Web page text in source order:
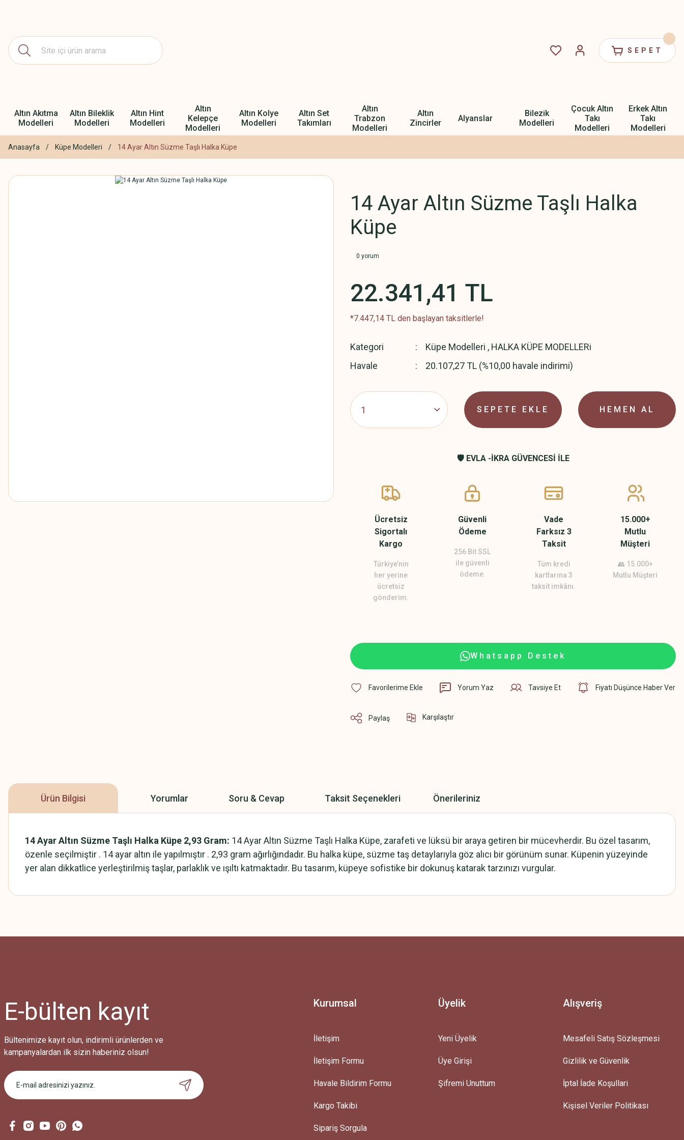
SEPET
Altın Akıtma
Modelleri
Altın Bileklik
Modelleri
Altın Hint
Modelleri
Altın
Kelepçe
Modelleri
Altın Kolye
Modelleri
Altın Set
Takımları
Altın
Trabzon
Modelleri
Altın
Zincirler
Alyanslar
Bilezik
Modelleri
Çocuk Altın
Takı
Modelleri
Erkek Altın
Takı
Modelleri
Anasayfa Küpe Modelleri 14 Ayar Altın Süzme Taşlı Halka Küpe
14 Ayar Altın Süzme Taşlı Halka
Küpe
0 yorum
22.341,41 TL
*7.447,14 TL den başlayan taksitlerle!
Kategori Küpe Modelleri , HALKA KÜPE MODELLERi
Havale
20.107,27 TL (%10,00 havale indirimi)
SEPETE EKLE HEMEN AL
🛡️ EVLA -İKRA GÜVENCESİ İLE
Ücretsiz
Sigortalı
Kargo
Türkiye’nin
her yerine
ücretsiz
gönderim.
Güvenli
Ödeme
256 Bit SSL
ile güvenli
ödeme.
Vade
Farksız 3
Taksit
Tüm kredi
kartlarına 3
taksit imkânı.
15.000+
Mutlu
Müşteri
👥 15.000+
Mutlu Müşteri
Whatsapp Destek
Yorum Yaz Tavsiye Et Fiyatı Düşünce Haber Ver
Paylaş Karşılaştır
Ürün Bilgisi Yorumlar Soru & Cevap Taksit Seçenekleri Önerileriniz
14 Ayar Altın Süzme Taşlı Halka Küpe 2,93 Gram: 14 Ayar Altın Süzme Taşlı Halka Küpe, zarafeti ve lüksü bir araya getiren bir mücevherdir. Bu özel tasarım,
özenle seçilmiştir . 14 ayar altın ile yapılmıştır . 2,93 gram ağırlığındadır. Bu halka küpe, süzme taş detaylarıyla göz alıcı bir görünüm sunar. Küpenin yüzeyinde
yer alan dikkatlice yerleştirilmiş taşlar, parlaklık ve ışıltı katmaktadır. Bu tasarım, küpeye sofistike bir dokunuş katarak tarzınızı vurgular.
Bu ürüne ilk yorumu siz yapın!
Ürün hakkında henüz soru sorulmamış.
Bu ürüne benzer farklı alternatifler olmalı.
Gönder
E-bülten kayıt
Bültenimize kayıt olun, indirimli ürünlerden ve
kampanyalardan ilk sizin haberiniz olsun!
Kurumsal
İletişim
İletişim Formu
Havale Bildirim Formu
Kargo Takibi
Sipariş Sorgula
Üyelik
Yeni Üyelik
Üye Girişi
Şifremi Unuttum
Alışveriş
Mesafeli Satış Sözleşmesi
Gizlilik ve Güvenlik
İptal İade Koşullari
Kişisel Veriler Politikası